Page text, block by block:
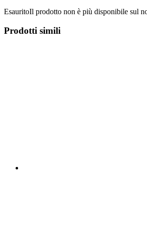
EsauritoIl prodotto non è più disponibile sul
Prodotti simili